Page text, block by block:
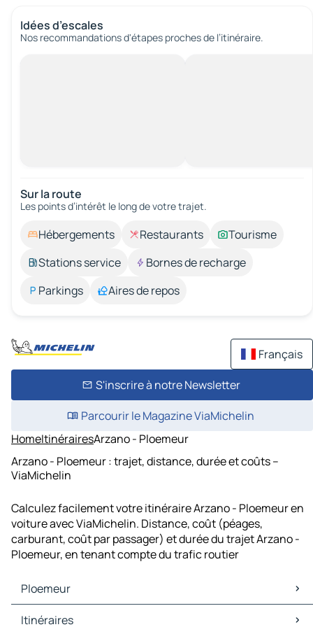
Idées d’escales
Nos recommandations d'étapes proches de l’itinéraire.
Sur la route
Les points d’intérêt le long de votre trajet.
Hébergements Restaurants
Tourisme
Stations service
Bornes de recharge
Parkings
Aires de repos
Français
S'inscrire à notre Newsletter
Parcourir le Magazine ViaMichelin
HomeItinérairesArzano - Ploemeur
Arzano - Ploemeur : trajet, distance, durée et coûts –
ViaMichelin
Calculez facilement votre itinéraire Arzano - Ploemeur en
voiture avec ViaMichelin. Distance, coût (péages,
carburant, coût par passager) et durée du trajet Arzano -
Ploemeur, en tenant compte du trafic routier
Ploemeur
Ploemeur Cartes et plans
Itinéraires